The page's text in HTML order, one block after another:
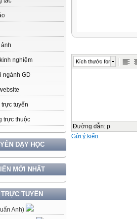
nghiệm
ngành GD
tuyến
trực thuộc
DẠY HỌC
MỚI NHẤT
TUYẾN
Anh)
Kích thước font
Đường dẫn: p
Gửi ý kiến